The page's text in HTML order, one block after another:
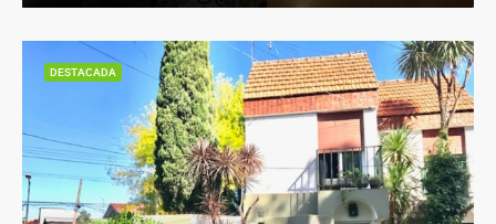
DESTACADA